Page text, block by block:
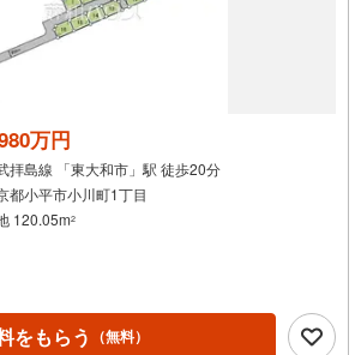
万円
拝島線 「東大和市」駅 徒歩20分
都小平市小川町1丁目
120.05m2
をもらう （無料）